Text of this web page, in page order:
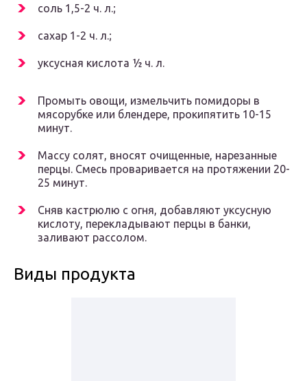
соль 1,5-2 ч. л.;
сахар 1-2 ч. л.;
уксусная кислота ½ ч. л.
Промыть овощи, измельчить помидоры в
мясорубке или блендере, прокипятить 10-15
минут.
Массу солят, вносят очищенные, нарезанные
перцы. Смесь проваривается на протяжении 20-
25 минут.
Сняв кастрюлю с огня, добавляют уксусную
кислоту, перекладывают перцы в банки,
заливают рассолом.
Виды продукта